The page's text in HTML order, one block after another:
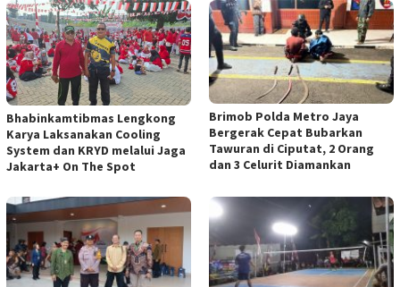
Bhabinkamtibmas Lengkong
Karya Laksanakan Cooling
System dan KRYD melalui Jaga
Jakarta+ On The Spot
Brimob Polda Metro Jaya
Bergerak Cepat Bubarkan
Tawuran di Ciputat, 2 Orang
dan 3 Celurit Diamankan